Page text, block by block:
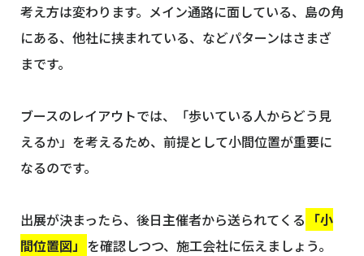
考え方は変わります。メイン通路に面している、島の角
にある、他社に挟まれている、などパターンはさまざ
まです。
ブースのレイアウトでは、「歩いている人からどう見
えるか」を考えるため、前提として小間位置が重要に
なるのです。
出展が決まったら、後日主催者から送られてくる 「小
間位置図」 を確認しつつ、施工会社に伝えましょう。